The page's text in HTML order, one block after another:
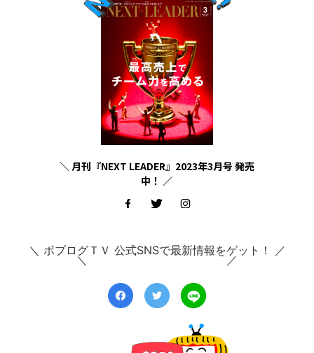
＼ 月刊『NEXT LEADER』2023年3月号 発売
中！ ／
＼ ボブログＴＶ 公式SNSで最新情報をゲット！ ／